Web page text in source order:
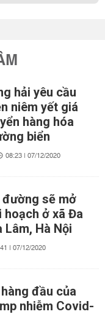
hải yêu cầu
niêm yết giá
hàng hóa
biển
08:23 | 07/12/2020
sẽ mở
hoạch ở xã Đa
Lâm, Hà Nội
| 07/12/2020
đầu của
nhiễm Covid-